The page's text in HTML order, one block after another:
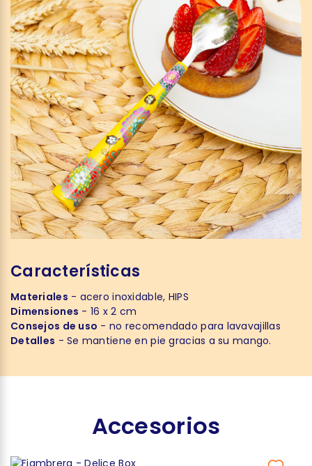
Características
Materiales - acero inoxidable, HIPS
Dimensiones - 16 x 2 cm
Consejos de uso - no recomendado para lavavajillas
Detalles - Se mantiene en pie gracias a su mango.
Accesorios